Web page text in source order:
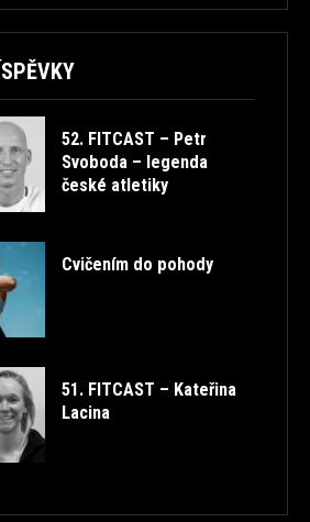
52. FITCAST – Petr
Svoboda – legenda
české atletiky
Cvičením do pohody
51. FITCAST – Kateřina
Lacina